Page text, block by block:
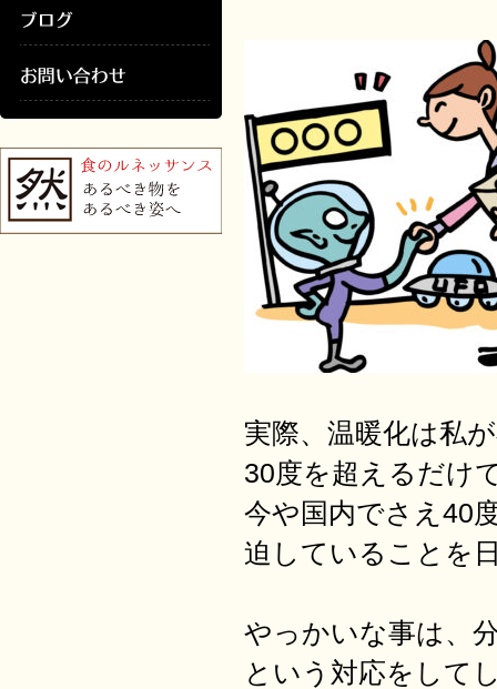
実際、温暖化は私
30度を超えるだけ
今や国内でさえ40
迫していることを
やっかいな事は、
という対応をして